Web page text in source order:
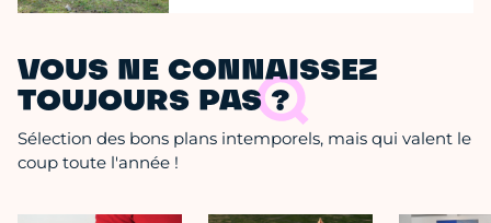
VOUS NE CONNAISSEZ
TOUJOURS PAS ?
Sélection des bons plans intemporels, mais qui valent le
coup toute l'année !